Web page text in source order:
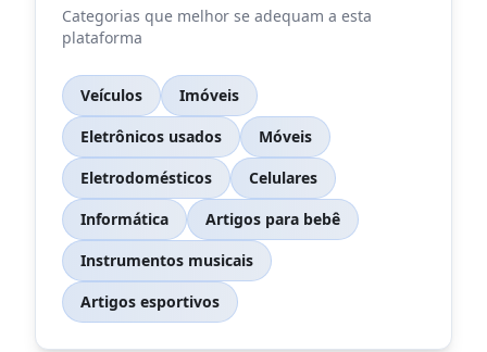
Categorias que melhor se adequam a esta
plataforma
Veículos
Imóveis
Eletrônicos usados
Móveis
Eletrodomésticos
Celulares
Informática
Artigos para bebê
Instrumentos musicais
Artigos esportivos